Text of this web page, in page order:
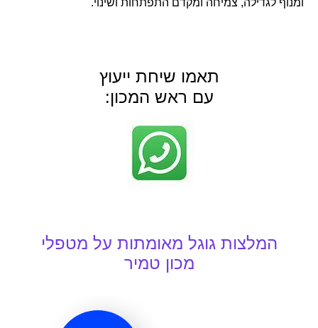
ומנוף לגדילה, צמיחה ומקדם התפתחות ושינוי.
תאמו שיחת ייעוץ
עם ראש המכון: